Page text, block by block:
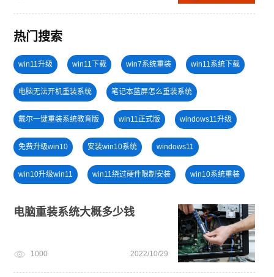
热门搜索
win11升级 win11下载 win7系统重装 win11系统下载
电脑无法开机重装系统 笔记本蓝屏怎么重装系统
戴尔一键重装系统教育版 win11正式版 windows11升级
免费升级win10 安装win10系统 windows11
win10升级win11 win11绕过硬件限制安装 win10系统重装
电脑重装系统大概多少钱
1000 2022/10/29